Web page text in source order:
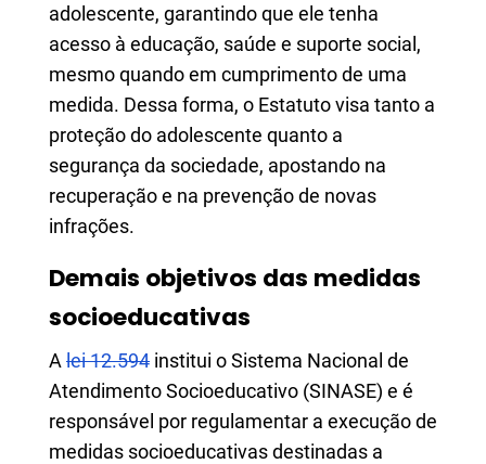
adolescente, garantindo que ele tenha
acesso à educação, saúde e suporte social,
mesmo quando em cumprimento de uma
medida. Dessa forma, o Estatuto visa tanto a
proteção do adolescente quanto a
segurança da sociedade, apostando na
recuperação e na prevenção de novas
infrações.
Demais objetivos das medidas
socioeducativas
A lei 12.594 institui o Sistema Nacional de
Atendimento Socioeducativo (SINASE) e é
responsável por regulamentar a execução de
medidas socioeducativas destinadas a